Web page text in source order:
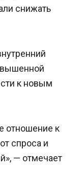
снижать
к новым
отношение к
спроса и
— отмечает